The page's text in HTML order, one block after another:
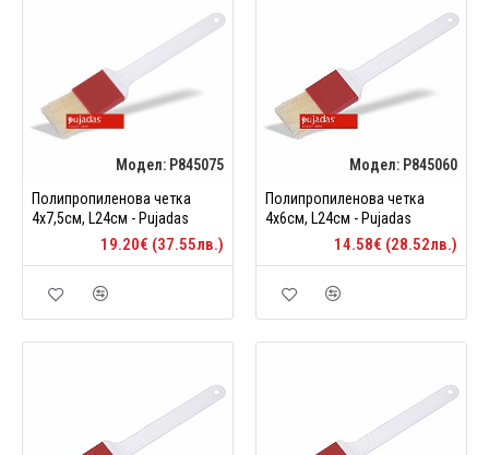
Модел: P845075
Полипропиленова четка
4х7,5см, L24см - Pujadas
19.20€ (37.55лв.)
Модел: P845060
Полипропиленова четка
4х6см, L24см - Pujadas
14.58€ (28.52лв.)